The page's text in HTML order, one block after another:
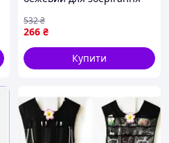
дому і офісу
266 ₴
532₴
Купити